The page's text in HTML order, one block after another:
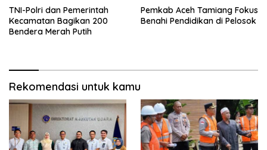
TNI-Polri dan Pemerintah
Kecamatan Bagikan 200
Bendera Merah Putih
Pemkab Aceh Tamiang Fokus
Benahi Pendidikan di Pelosok
Rekomendasi untuk kamu